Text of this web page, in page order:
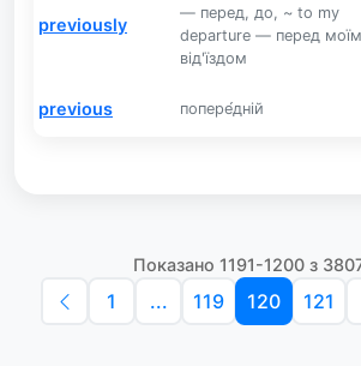
previously
— перед, до, ~ to my
departure — перед моїм
від'їздом
previous попере́дній
Показано 1191-1200 з
1 ... 119 120 121